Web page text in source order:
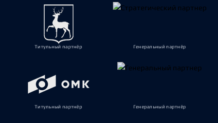
Титульный партнёр Генеральный партнёр
Титульный партнёр Генеральный партнёр